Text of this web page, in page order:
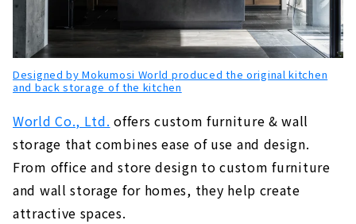
Designed by Mokumosi World produced the original kitchen
and back storage of the kitchen
World Co., Ltd. offers custom furniture & wall
storage that combines ease of use and design.
From office and store design to custom furniture
and wall storage for homes, they help create
attractive spaces.